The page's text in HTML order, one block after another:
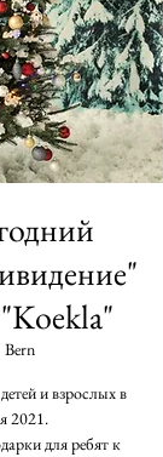
Bern
и взрослых в
2021.
для ребят к